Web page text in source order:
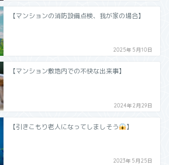
【マンションの消防設備点検、我が家の場合】
2025年5月10日
【マンション敷地内での不快な出来事】
2024年2月29日
【引きこもり老人になってしましそう 】
2023年5月25日